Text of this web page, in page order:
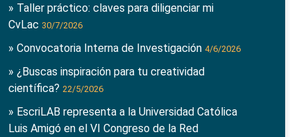
» Taller práctico: claves para diligenciar mi
CvLac 30/7/2026
» Convocatoria Interna de Investigación 4/6/2026
» ¿Buscas inspiración para tu creatividad
científica? 22/5/2026
» EscriLAB representa a la Universidad Católica
Luis Amigó en el VI Congreso de la Red